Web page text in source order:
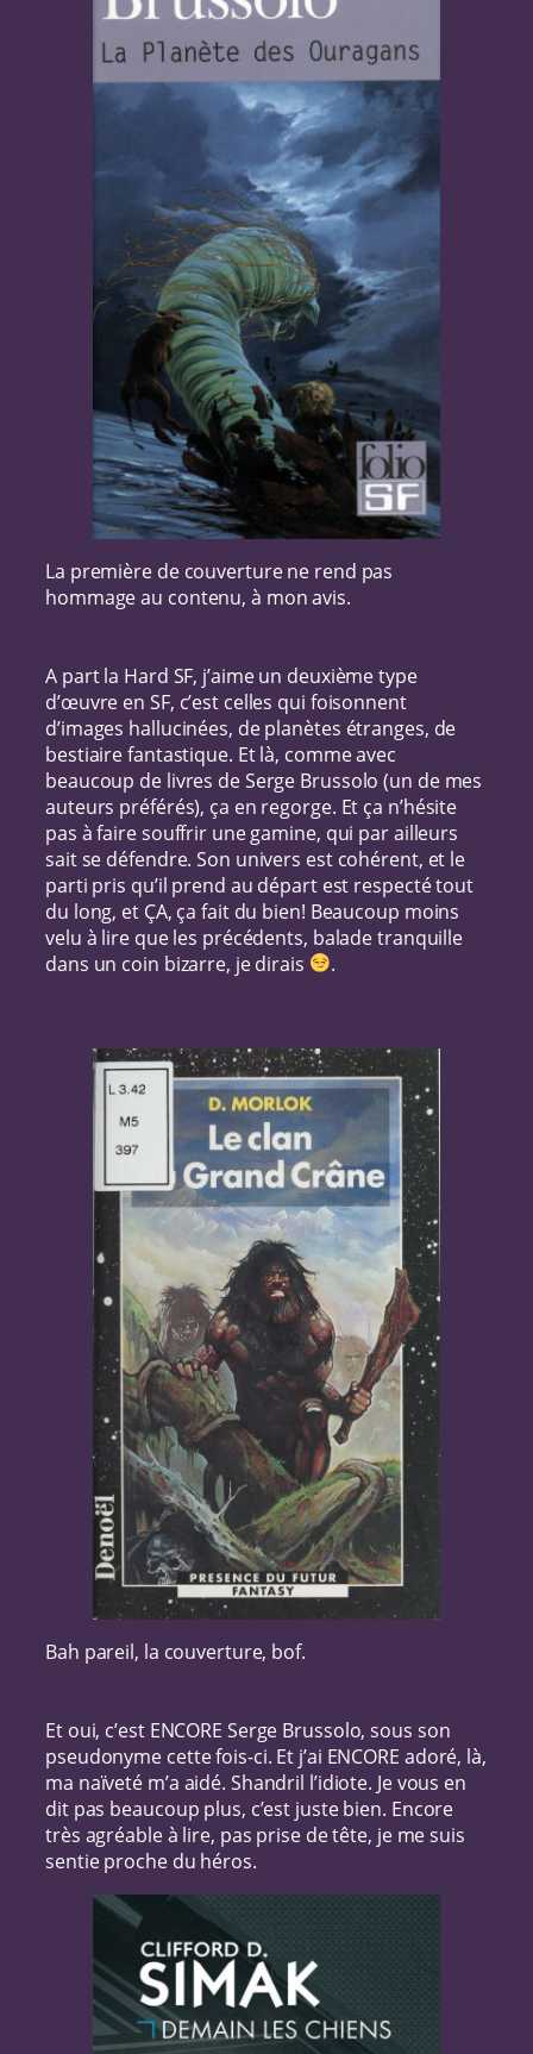
La première de couverture ne rend pas
hommage au contenu, à mon avis.
A part la Hard SF, j’aime un deuxième type
d’œuvre en SF, c’est celles qui foisonnent
d’images hallucinées, de planètes étranges, de
bestiaire fantastique. Et là, comme avec
beaucoup de livres de Serge Brussolo (un de mes
auteurs préférés), ça en regorge. Et ça n’hésite
pas à faire souffrir une gamine, qui par ailleurs
sait se défendre. Son univers est cohérent, et le
parti pris qu’il prend au départ est respecté tout
du long, et ÇA, ça fait du bien! Beaucoup moins
velu à lire que les précédents, balade tranquille
dans un coin bizarre, je dirais
.
Bah pareil, la couverture, bof.
Et oui, c’est ENCORE Serge Brussolo, sous son
pseudonyme cette fois-ci. Et j’ai ENCORE adoré, là,
ma naïveté m’a aidé. Shandril l’idiote. Je vous en
dit pas beaucoup plus, c’est juste bien. Encore
très agréable à lire, pas prise de tête, je me suis
sentie proche du héros.